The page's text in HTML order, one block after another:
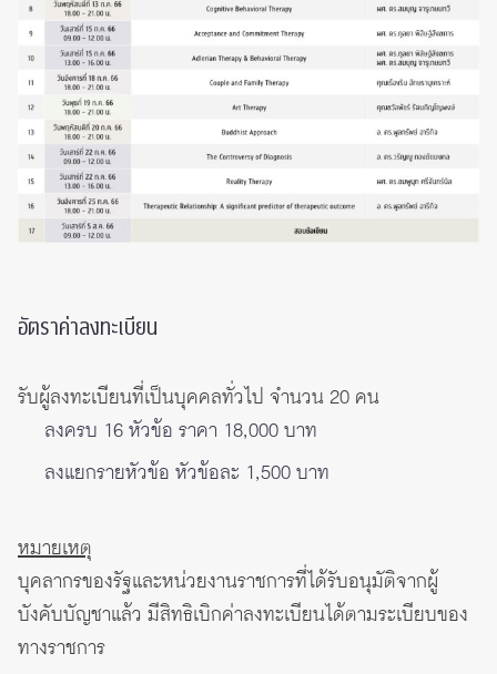
อัตราค่าลงทะเบียน
รับผู้ลงทะเบียนที่เป็นบุคคลทั่วไป จำนวน 20 คน
ลงครบ 16 หัวข้อ ราคา 18,000 บาท
ลงแยกรายหัวข้อ หัวข้อละ 1,500 บาท
หมายเหตุ
บุคลากรของรัฐและหน่วยงานราชการที่ได้รับอนุมัติจากผู้
บังคับบัญชาแล้ว มีสิทธิเบิกค่าลงทะเบียนได้ตามระเบียบของ
ทางราชการ